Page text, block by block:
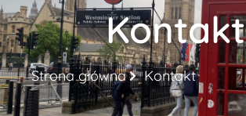
Kontakt
Strona główna Kontakt